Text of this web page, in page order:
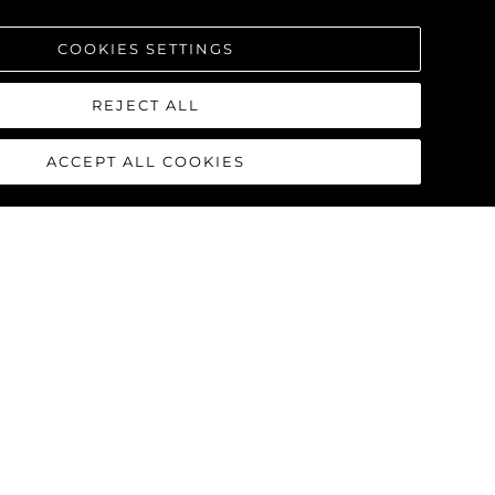
COOKIES SETTINGS
REJECT ALL
ACCEPT ALL COOKIES